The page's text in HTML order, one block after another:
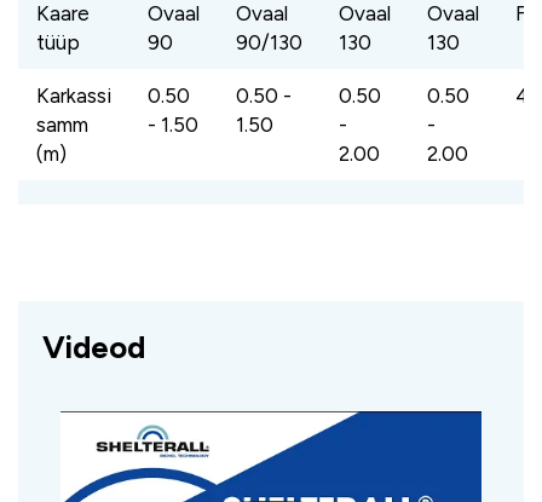
Kaare
tüüp
Ovaal
90
Ovaal
90/130
Ovaal
130
Ovaal
130
Karkassi
samm
(m)
0.50
- 1.50
0.50 -
1.50
0.50
-
2.00
0.50
-
2.00
Videod